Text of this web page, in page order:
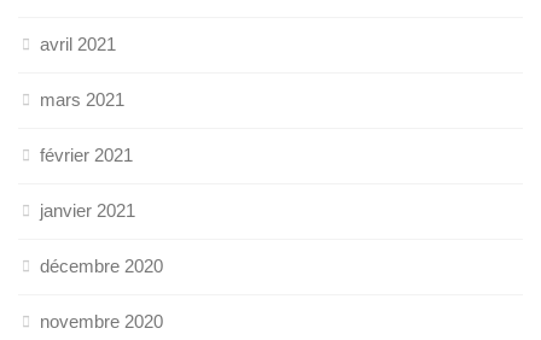
avril 2021
mars 2021
février 2021
janvier 2021
décembre 2020
novembre 2020